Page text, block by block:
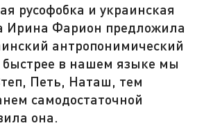
русофобка и украинская
Ирина Фарион предложила
антропонимический
в нашем языке мы
Петь, Наташ, тем
самодостаточной
она.